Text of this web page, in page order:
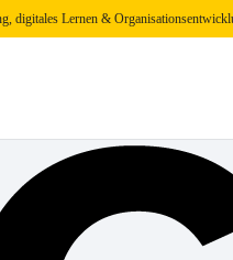
digitales Lernen &